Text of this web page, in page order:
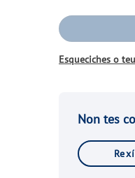
Esqueciches o
Non tes